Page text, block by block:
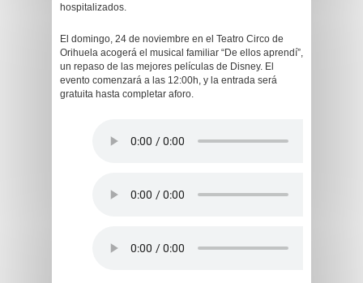
hospitalizados.
El domingo, 24 de noviembre en el Teatro Circo de
Orihuela acogerá el musical familiar “De ellos aprendí”,
un repaso de las mejores películas de Disney. El
evento comenzará a las 12:00h, y la entrada será
gratuita hasta completar aforo.